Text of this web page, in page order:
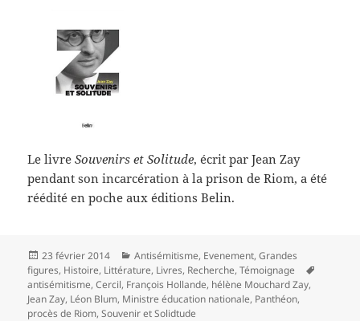
Le livreSouvenirs et Solitude, écrit par Jean Zay
pendant son incarcération à la prison de Riom, a été
réédité en poche aux éditions Belin.
Publié
le
23 février 2014 Catégories
Antisémitisme, Evenement,Grandes
figures, Histoire, Littérature, Livres, Recherche,Témoignage
antisémitisme,Cercil, François Hollande, hélène Mouchard Zay,
Jean Zay, Léon Blum, Ministre éducation nationale, Panthéon,
procès de Riom,Souvenir et Solidtude